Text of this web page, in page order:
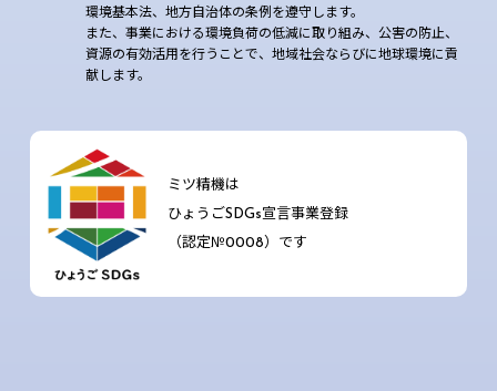
環境基本法、地方自治体の条例を遵守します。
また、事業における環境負荷の低減に取り組み、公害の防止、
資源の有効活用を行うことで、地域社会ならびに地球環境に貢
献します。
ミツ精機は
ひょうごSDGs宣言事業登録
（認定№0008）です